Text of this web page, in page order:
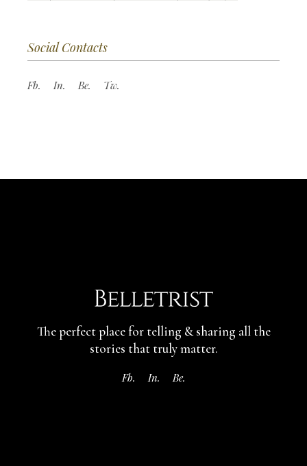
Social Contacts
Fb. In. Be. Tw.
The perfect place for telling & sharing all the
stories that truly matter.
Fb. In. Be.